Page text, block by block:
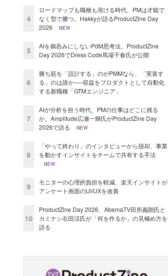
4
ロードマップも職種も溶ける時代、PMは才能で
なく型で勝つ。Hakkyが語るProductZine Day
2026
NEW
5
AIを鵜呑みにしないPdM思考法。ProductZine
Day 2026でDress Code馬場千春氏が公開
6
勝ち筋を「設計する」のがPMMなら、「実装す
る」のは誰か──収益をプロダクトとして自動化
する新職種「GTMエンジニア」
7
AIが分析を担う時代、PMの仕事はどこに残る
か。Amplitude広瀬一輝氏がProductZine Day
2026で語る
NEW
8
「やって終わり」のインタビューから脱却、事業
を動かすインサイトをチームで共有する手法
NEW
9
モニターの心理的負担を軽減、楽天インサイトが
アンケート画面のUI/UXを改善
10
ProductZine Day 2026、AbemaTV田所義朗氏と
カミナシ右田涼氏が「何を作るか」の見極め方を
語る